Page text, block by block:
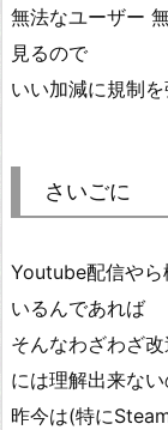
無法なユーザー
見るので
いい加減に規制
さいごに
Youtube配信やら
いるんであれば
そんなわざわざ
には理解出来な
昨今は(特に